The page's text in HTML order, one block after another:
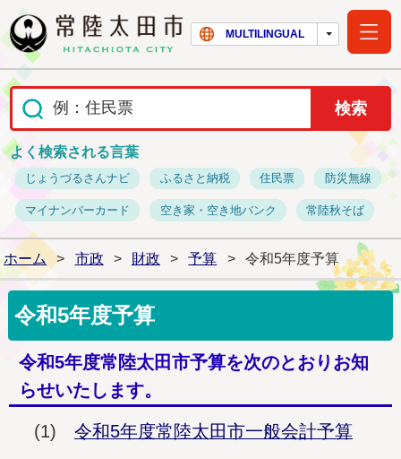
常陸太田市ホー
MULTILINGUAL
よく検索される言葉
じょうづるさんナビ ふるさと納税 住民票 防災無線
マイナンバーカード 空き家・空き地バンク 常陸秋そば
ホーム > 市政 > 財政 > 予算 > 令和5年度予算
令和5年度予算
令和5年度常陸太田市予算を次のとおりお知
らせいたします。
(1) 令和5年度常陸太田市一般会計予算